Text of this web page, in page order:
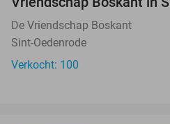
De Vriendschap Boskant
Sint-Oedenrode
Verkocht: 100